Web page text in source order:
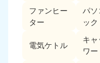
ファンヒー
ター
パソ
ック
電気ケトル
キャ
ワー